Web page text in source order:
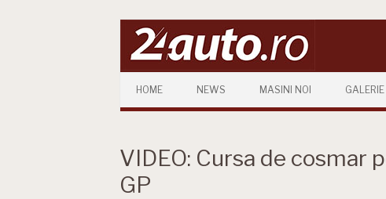
HOME NEWS MASINI NOI GALERIE
VIDEO: Cursa de cosmar
GP